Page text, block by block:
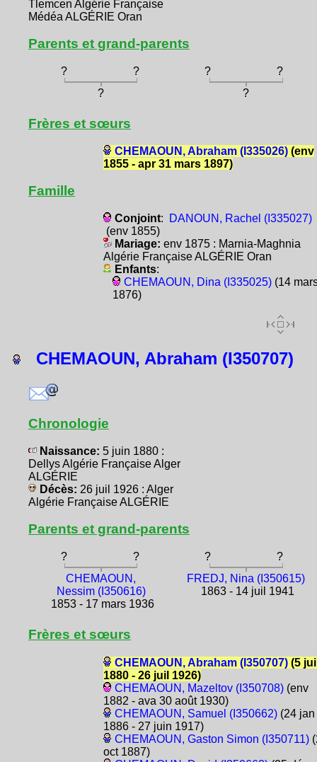
Tlemcen Algérie Française
Médéa ALGÉRIE Oran
Parents et grand-parents
? ? ?
?
?
?
Frères et sœurs
CHEMAOUN, Abraham (I335026)(env
1855 - apr 31 mars 1897)
Famille
Conjoint:
DANOUN, Rachel (I335027)
(env 1855)
Mariage: env 1875 : Marnia-Maghnia
Algérie Française ALGÉRIE Oran
Enfants:
CHEMAOUN, Dina (I335025)(14
1876)
CHEMAOUN, Abraham (I350707)
Chronologie
Naissance: 5 juin 1880 :
Dellys Algérie Française Alger
ALGÉRIE
Décès: 26 juil 1926 : Alger
Algérie Française ALGÉRIE
Parents et grand-parents
? ? ?
?
CHEMAOUN,
Nessim (I350616)
1853 - 17 mars 1936
FREDJ, Nina (I350615)
1863 - 14 juil 1941
Frères et sœurs
CHEMAOUN, Abraham (I350707)(5
1880 - 26 juil 1926)
CHEMAOUN, Mazeltov (I350708)(env
1882 - ava 30 août 1930)
CHEMAOUN, Samuel (I350662)(24 jan
1886 - 27 juin 1917)
CHEMAOUN, Gaston Simon (I350711)
oct 1887)